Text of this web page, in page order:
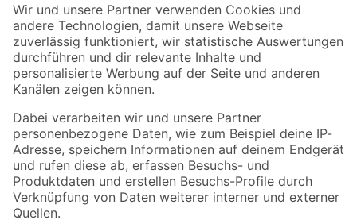
Der toom Newsletter: Keine Angebote und Aktionen mehr verpassen!
Zur Newsletter Anmeldung
Folge uns
Zahlungsarten Versandarten